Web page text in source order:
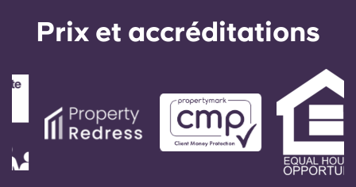
Deutsch
Italian
Prix ​​et accréditations